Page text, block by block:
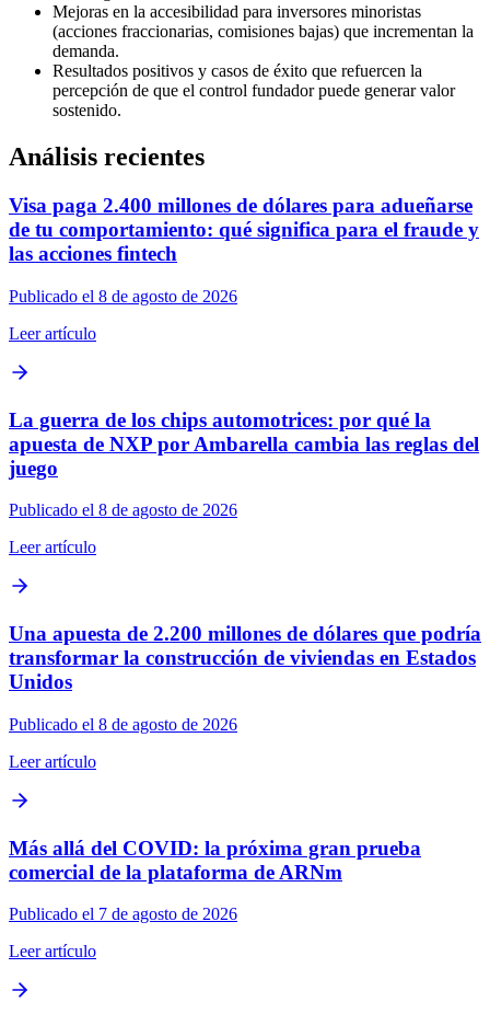
Mejoras en la accesibilidad para inversores minoristas
(acciones fraccionarias, comisiones bajas) que incrementan la
demanda.
Resultados positivos y casos de éxito que refuercen la
percepción de que el control fundador puede generar valor
sostenido.
Análisis recientes
Visa paga 2.400 millones de dólares para adueñarse
de tu comportamiento: qué significa para el fraude y
las acciones fintech
Publicado el 8 de agosto de 2026
Leer artículo
La guerra de los chips automotrices: por qué la
apuesta de NXP por Ambarella cambia las reglas del
juego
Publicado el 8 de agosto de 2026
Leer artículo
Una apuesta de 2.200 millones de dólares que podría
transformar la construcción de viviendas en Estados
Unidos
Publicado el 8 de agosto de 2026
Leer artículo
Más allá del COVID: la próxima gran prueba
comercial de la plataforma de ARNm
Publicado el 7 de agosto de 2026
Leer artículo